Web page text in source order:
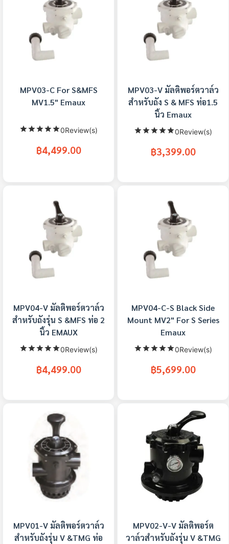
MPV03-C For S&MFS
MV1.5" Emaux
0Review(s)
฿4,499.00
MPV03-V มัลติพอร์ตวาล์ว
สำหรับถัง S & MFS ท่อ1.5
นิ้ว Emaux
0Review(s)
฿3,399.00
MPV04-V มัลติพอร์ตวาล์ว
สำหรับถังรุ่น S &MFS ท่อ 2
นิ้ว EMAUX
0Review(s)
฿4,499.00
MPV04-C-S Black Side
Mount MV2" For S Series
Emaux
0Review(s)
฿5,699.00
MPV01-V มัลติพอร์ตวาล์ว
สำหรับถังรุ่น V &TMG ท่อ
MPV02-V-V มัลติพอร์ต
วาล์วสำหรับถังรุ่น V &TMG